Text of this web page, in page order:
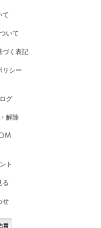
て
いて
づく表記
リシー
グ
解除
ト
る
せ